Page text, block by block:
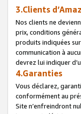
3.Clients
Nos clients ne
prix, conditions
produits indiquées
communication à
devrez lui indiquer
4.Garanties
Vous déclarez,
conformément au
Site n’enfreindront